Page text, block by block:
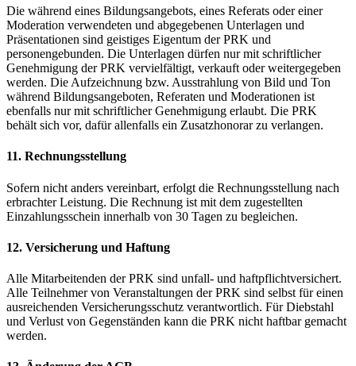
Die während eines Bildungsangebots, eines Referats oder einer
Moderation verwendeten und abgegebenen Unterlagen und
Präsentationen sind geistiges Eigentum der PRK und
personengebunden. Die Unterlagen dürfen nur mit schriftlicher
Genehmigung der PRK vervielfältigt, verkauft oder weitergegeben
werden. Die Aufzeichnung bzw. Ausstrahlung von Bild und Ton
während Bildungsangeboten, Referaten und Moderationen ist
ebenfalls nur mit schriftlicher Genehmigung erlaubt. Die PRK
behält sich vor, dafür allenfalls ein Zusatzhonorar zu verlangen.
11. Rechnungsstellung
Sofern nicht anders vereinbart, erfolgt die Rechnungsstellung nach
erbrachter Leistung. Die Rechnung ist mit dem zugestellten
Einzahlungsschein innerhalb von 30 Tagen zu begleichen.
12. Versicherung und Haftung
Alle Mitarbeitenden der PRK sind unfall- und haftpflichtversichert.
Alle Teilnehmer von Veranstaltungen der PRK sind selbst für einen
ausreichenden Versicherungsschutz verantwortlich. Für Diebstahl
und Verlust von Gegenständen kann die PRK nicht haftbar gemacht
werden.